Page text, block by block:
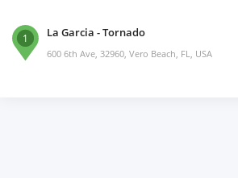
1 La Garcia - Tornado
600 6th Ave, 32960, Vero Beach, FL, USA